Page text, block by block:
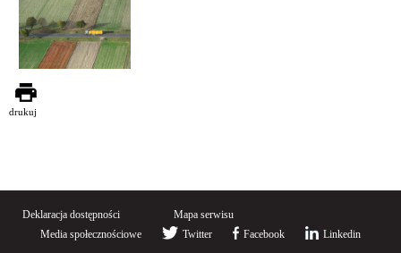
drukuj
Deklaracja dostępności
Mapa serwisu
Media społecznościowe
Twitter Facebook Linkedin